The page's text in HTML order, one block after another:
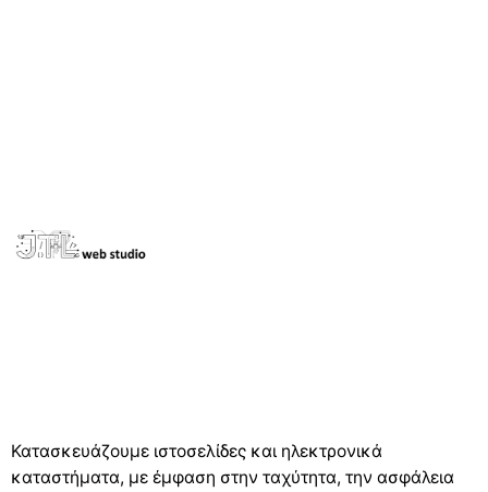
Κατασκευάζουμε ιστοσελίδες και ηλεκτρονικά
καταστήματα, με έμφαση στην ταχύτητα, την ασφάλεια